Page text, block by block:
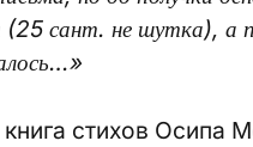
сант. не шутка), а
стихов Осипа